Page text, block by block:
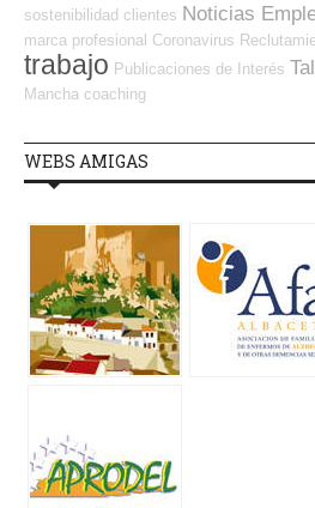
sostenibilidad clientes Noticias
marca profesional Coronavirus
trabajo Publicaciones de Interés
Mancha coaching
WEBS AMIGAS